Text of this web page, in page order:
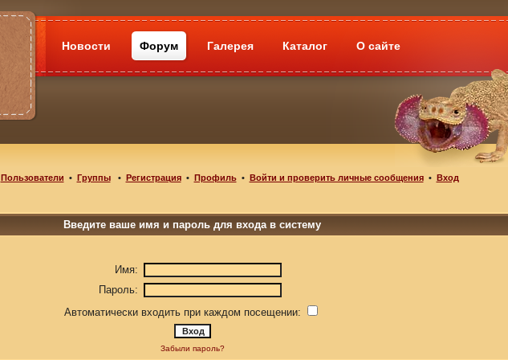
Новости Форум Галерея Каталог О сайте
Пользователи • Группы• Регистрация• Профиль• Войти и проверить личные сообщения• Вход
Введите ваше имя и пароль для входа в систему
Имя:
Пароль:
Автоматически входить при каждом посещении:
Забыли пароль?